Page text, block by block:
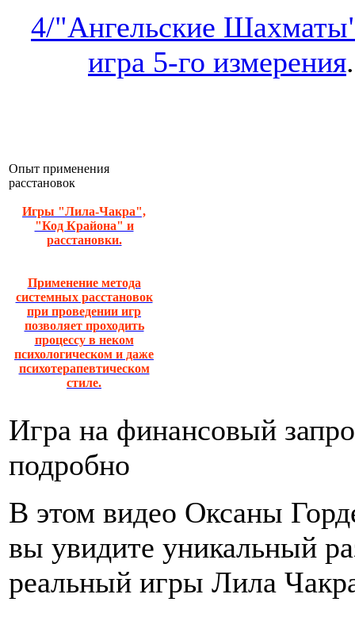
4/"Ангельские
игра 5-го измерения
Опыт применения
расстановок
Игры "Лила-Чакра",
"Код Крайона" и
расстановки.
Применение метода
системных расстановок
при проведении игр
позволяет проходить
процессу в неком
психологическом и даже
психотерапевтическом
стиле.
Игра на финансовый
подробно
В этом видео Оксаны
вы увидите уникальный
реальный игры Лила